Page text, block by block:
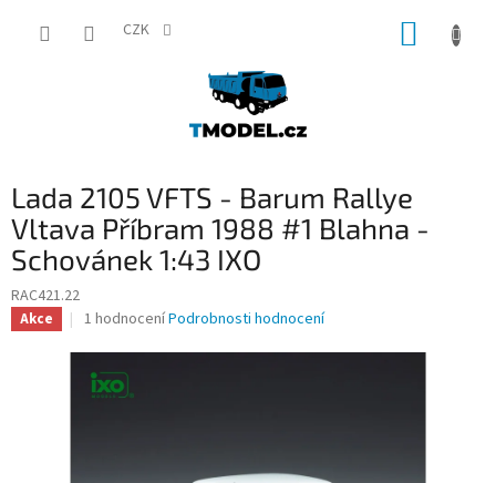
CZK
Lada 2105 VFTS - Barum Rallye
Vltava Příbram 1988 #1 Blahna -
Schovánek 1:43 IXO
RAC421.22
Akce
Průměrné
produktu
je
5,0
1 hodnoceníPodrobnosti hodnocení